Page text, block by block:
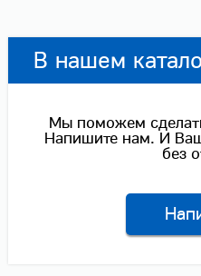
В нашем
Мы поможем
Напишите нам. И
без